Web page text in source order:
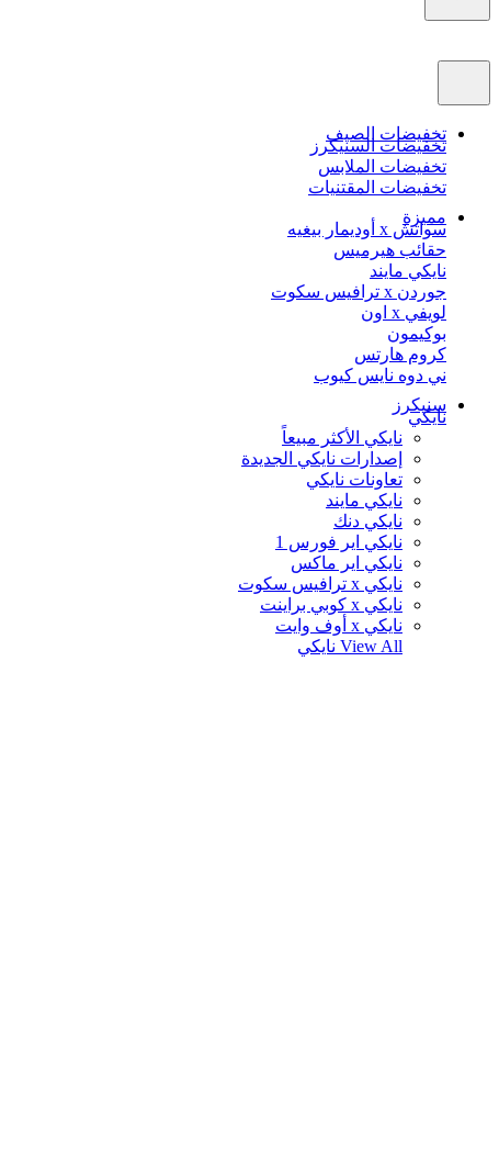
تخفيضات الصيف
تخفيضات السنيكرز
تخفيضات الملابس
تخفيضات المقتنيات
مميزة
سواتش x أوديمار بيغيه
حقائب هيرميس
نايكي مايند
جوردن x ترافيس سكوت
لويفي x اون
بوكيمون
كروم هارتس
ني دوه نايس كيوب
سنيكرز
نايكي
نايكي الأكثر مبيعاً
إصدارات نايكي الجديدة
تعاونات نايكي
نايكي مايند
نايكي دنك
نايكي اير فورس 1
نايكي اير ماكس
نايكي x ترافيس سكوت
نايكي x كوبي براينت
نايكي x أوف وايت
View All نايكي